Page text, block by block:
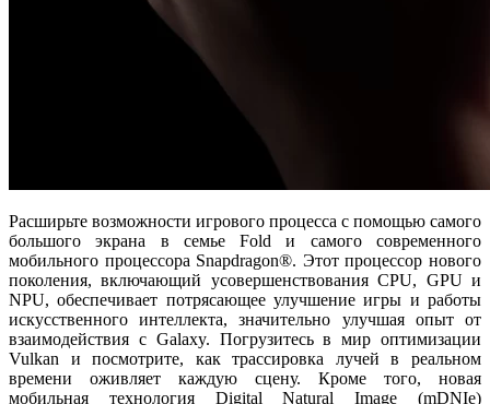
Расширьте возможности игрового процесса с помощью самого
большого экрана в семье Fold и самого современного
мобильного процессора Snapdragon®. Этот процессор нового
поколения, включающий усовершенствования CPU, GPU и
NPU, обеспечивает потрясающее улучшение игры и работы
искусственного интеллекта, значительно улучшая опыт от
взаимодействия с Galaxy. Погрузитесь в мир оптимизации
Vulkan и посмотрите, как трассировка лучей в реальном
времени оживляет каждую сцену. Кроме того, новая
мобильная технология Digital Natural Image (mDNIe)